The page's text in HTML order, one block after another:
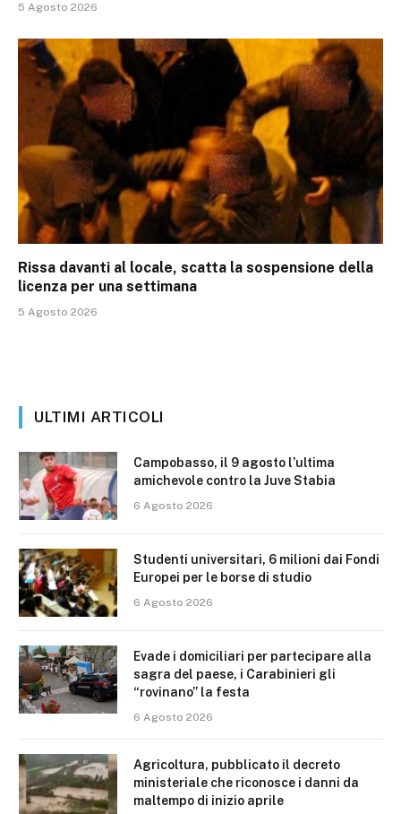
5 Agosto 2026
Rissa davanti al locale, scatta la sospensione della
licenza per una settimana
5 Agosto 2026
ULTIMI ARTICOLI
Campobasso, il 9 agosto l’ultima
amichevole contro la Juve Stabia
6 Agosto 2026
Studenti universitari, 6 milioni dai Fondi
Europei per le borse di studio
6 Agosto 2026
Evade i domiciliari per partecipare alla
sagra del paese, i Carabinieri gli
“rovinano” la festa
6 Agosto 2026
Agricoltura, pubblicato il decreto
ministeriale che riconosce i danni da
maltempo di inizio aprile